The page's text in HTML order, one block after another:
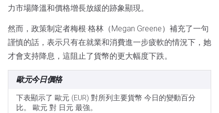
力市場降溫和價格增長放緩的跡象顯現。
然而，政策制定者梅根·格林（Megan Greene）補充了一句
謹慎的話，表示只有在就業和消費進一步疲軟的情況下，她
才會支持降息，這阻止了貨幣的更大幅度下跌。
歐元今日價格
下表顯示了 歐元 (EUR) 對所列主要貨幣 今日的變動百分
比。 歐元 對 日元 最強。